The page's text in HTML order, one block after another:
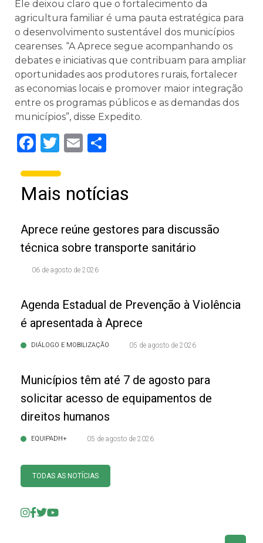
Ele deixou claro que o fortalecimento da
agricultura familiar é uma pauta estratégica para
o desenvolvimento sustentável dos municípios
cearenses. “A Aprece segue acompanhando os
debates e iniciativas que contribuam para ampliar
oportunidades aos produtores rurais, fortalecer
as economias locais e promover maior integração
entre os programas públicos e as demandas dos
municípios”, disse Expedito.
Facebook
Twitter
Email
Mais notícias
Aprece reúne gestores para discussão
técnica sobre transporte sanitário
06 de agosto de 2026
Agenda Estadual de Prevenção à Violência
é apresentada à Aprece
DIÁLOGO E MOBILIZAÇÃO 05 de agosto de 2026
Municípios têm até 7 de agosto para
solicitar acesso de equipamentos de
direitos humanos
EQUIPADH+ 05 de agosto de 2026
TODAS AS NOTÍCIAS